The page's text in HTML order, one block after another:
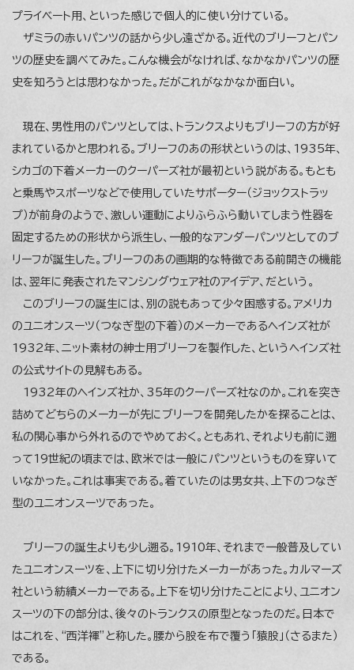
プライベート用、といった感じで個人的に使い分けている。
ザミラの赤いパンツの話から少し遠ざかる。近代のブリーフとパン
ツの歴史を調べてみた。こんな機会がなければ、なかなかパンツの歴
史を知ろうとは思わなかった。だがこれがなかなか面白い。
現在、男性用のパンツとしては、トランクスよりもブリーフの方が好
まれているかと思われる。ブリーフのあの形状というのは、1935年、
シカゴの下着メーカーのクーパーズ社が最初という説がある。もとも
と乗馬やスポーツなどで使用していたサポーター（ジョックストラッ
プ）が前身のようで、激しい運動によりふらふら動いてしまう性器を
固定するための形状から派生し、一般的なアンダーパンツとしてのブ
リーフが誕生した。ブリーフのあの画期的な特徴である前開きの機能
は、翌年に発表されたマンシングウェア社のアイデア、だという。
このブリーフの誕生には、別の説もあって少々困惑する。アメリカ
のユニオンスーツ（つなぎ型の下着）のメーカーであるヘインズ社が
1932年、ニット素材の紳士用ブリーフを製作した、というヘインズ社
の公式サイトの見解もある。
1932年のヘインズ社か、35年のクーパーズ社なのか。これを突き
詰めてどちらのメーカーが先にブリーフを開発したかを探ることは、
私の関心事から外れるのでやめておく。ともあれ、それよりも前に遡
って19世紀の頃までは、欧米では一般にパンツというものを穿いて
いなかった。これは事実である。着ていたのは男女共、上下のつなぎ
型のユニオンスーツであった。
ブリーフの誕生よりも少し遡る。1910年、それまで一般普及してい
たユニオンスーツを、上下に切り分けたメーカーがあった。カルマーズ
社という紡績メーカーである。上下を切り分けたことにより、ユニオン
スーツの下の部分は、後々のトランクスの原型となったのだ。日本で
はこれを、“西洋褌”と称した。腰から股を布で覆う「猿股」（さるまた）
である。